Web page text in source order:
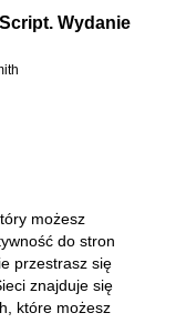
Wydanie
możesz
do stron
przestrasz się
znajduje się
które możesz